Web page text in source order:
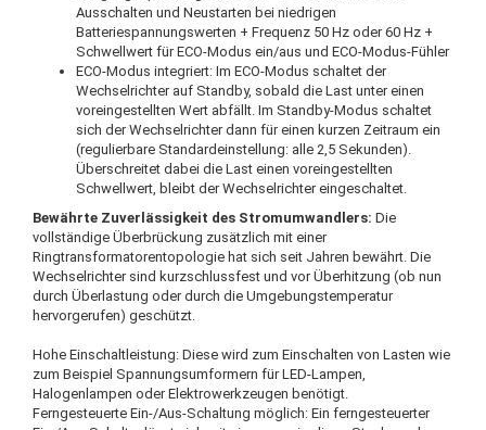
Ausschalten und Neustarten bei niedrigen
Batteriespannungswerten + Frequenz 50 Hz oder 60 Hz +
Schwellwert für ECO-Modus ein/aus und ECO-Modus-Fühler
ECO-Modus integriert: Im ECO-Modus schaltet der
Wechselrichter auf Standby, sobald die Last unter einen
voreingestellten Wert abfällt. Im Standby-Modus schaltet
sich der Wechselrichter dann für einen kurzen Zeitraum ein
(regulierbare Standardeinstellung: alle 2,5 Sekunden).
Überschreitet dabei die Last einen voreingestellten
Schwellwert, bleibt der Wechselrichter eingeschaltet.
Bewährte Zuverlässigkeit des Stromumwandlers: Die
vollständige Überbrückung zusätzlich mit einer
Ringtransformatorentopologie hat sich seit Jahren bewährt. Die
Wechselrichter sind kurzschlussfest und vor Überhitzung (ob nun
durch Überlastung oder durch die Umgebungstemperatur
hervorgerufen) geschützt.
Hohe Einschaltleistung: Diese wird zum Einschalten von Lasten wie
zum Beispiel Spannungsumformern für LED-Lampen,
Halogenlampen oder Elektrowerkzeugen benötigt.
Ferngesteuerte Ein-/Aus-Schaltung möglich: Ein ferngesteuerter